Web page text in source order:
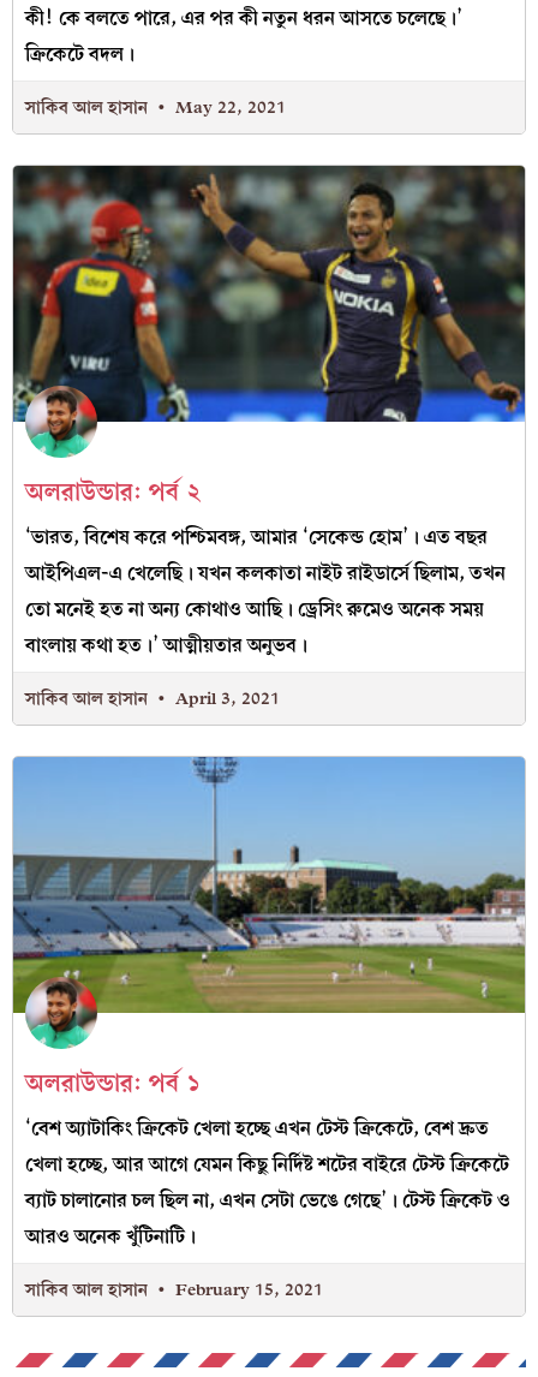
কী! কে বলতে পারে, এর পর কী নতুন ধরন আসতে চলেছে।’
ক্রিকেটে বদল।
সাকিব আল হাসান May 22, 2021
অলরাউন্ডার: পর্ব ২
‘ভারত, বিশেষ করে পশ্চিমবঙ্গ, আমার ‘সেকেন্ড হোম’। এত বছর
আইপিএল-এ খেলেছি। যখন কলকাতা নাইট রাইডার্সে ছিলাম, তখন
তো মনেই হত না অন্য কোথাও আছি। ড্রেসিং রুমেও অনেক সময়
বাংলায় কথা হত।’ আত্মীয়তার অনুভব।
সাকিব আল হাসান April 3, 2021
অলরাউন্ডার: পর্ব ১
‘বেশ অ্যাটাকিং ক্রিকেট খেলা হচ্ছে এখন টেস্ট ক্রিকেটে, বেশ দ্রুত
খেলা হচ্ছে, আর আগে যেমন কিছু নির্দিষ্ট শটের বাইরে টেস্ট ক্রিকেটে
ব্যাট চালানোর চল ছিল না, এখন সেটা ভেঙে গেছে’। টেস্ট ক্রিকেট ও
আরও অনেক খুঁটিনাটি।
সাকিব আল হাসান February 15, 2021